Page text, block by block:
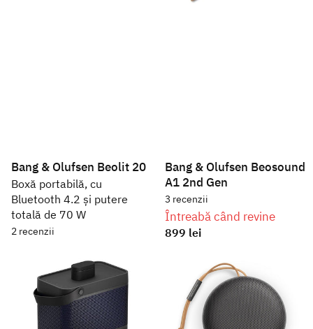
Bang & Olufsen Beolit 20
Boxă portabilă, cu
Bluetooth 4.2 și putere
totală de 70 W
2 recenzii
2.219 lei
Vezi oferta REsigilate
De la 2.149 lei
Bang & Olufsen Beosound
A1 2nd Gen
3 recenzii
Întreabă când revine
899 lei